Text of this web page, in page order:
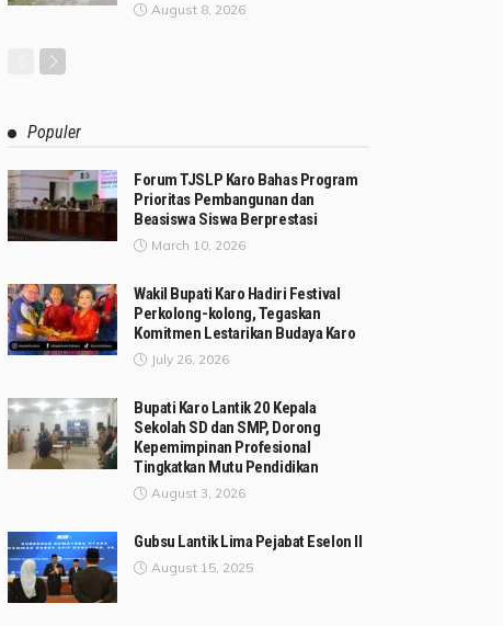
August 8, 2026
Populer
Forum TJSLP Karo Bahas Program
Prioritas Pembangunan dan
Beasiswa Siswa Berprestasi
March 10, 2026
Wakil Bupati Karo Hadiri Festival
Perkolong-kolong, Tegaskan
Komitmen Lestarikan Budaya Karo
July 26, 2026
Bupati Karo Lantik 20 Kepala
Sekolah SD dan SMP, Dorong
Kepemimpinan Profesional
Tingkatkan Mutu Pendidikan
August 3, 2026
Gubsu Lantik Lima Pejabat Eselon II
August 15, 2025